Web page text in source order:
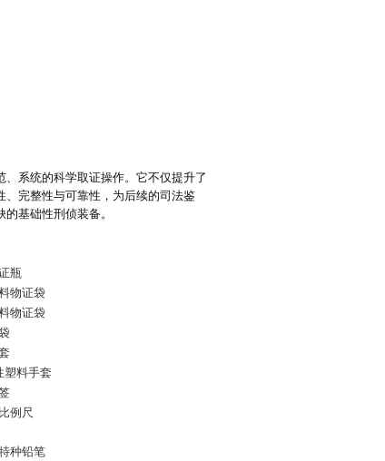
系统的科学取证操作。它不仅提升了
完整性与可靠性，为后续的司法鉴
基础性刑侦装备。
瓶
物证袋
物证袋
塑料手套
例尺
种铅笔